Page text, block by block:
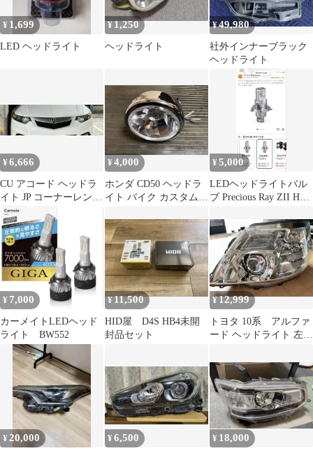
¥ 1,699
LED ヘッドライト
¥1,250
ヘッドライト
¥49,980
社外インナーブラック
ヘッドライト
¥6,666
CU アコード ヘッドラ
イト JP コーナーレンズ
オレンジ
¥4,000
ホンダ CD50 ヘッドラ
イト バイク カスタム
¥5,000
LEDヘッドライトバル
ブ Precious Ray ZII H4
¥ 7,000
カーメイトLEDヘッド
ライト BW552
¥11,500
HID屋 D4S HB4未開
封品セット
¥12,999
トヨタ 10系 アルファ
ード ヘッドライト 左
け
¥ 20,000 ¥6,500 ¥ 18,000